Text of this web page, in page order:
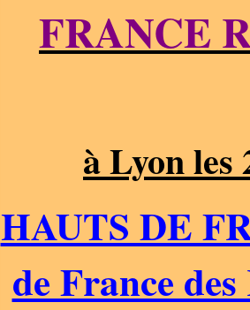
FRANCE
à Lyon les
HAUTS DE
de France